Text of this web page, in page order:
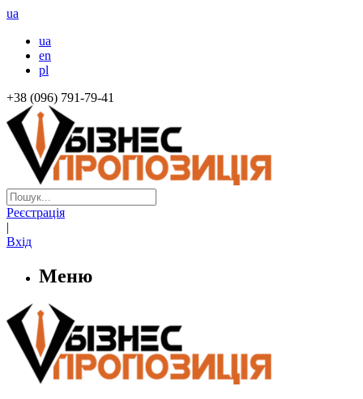
ua
ua
en
pl
+38 (096) 791-79-41
Реєстрація
|
Вхід
Меню